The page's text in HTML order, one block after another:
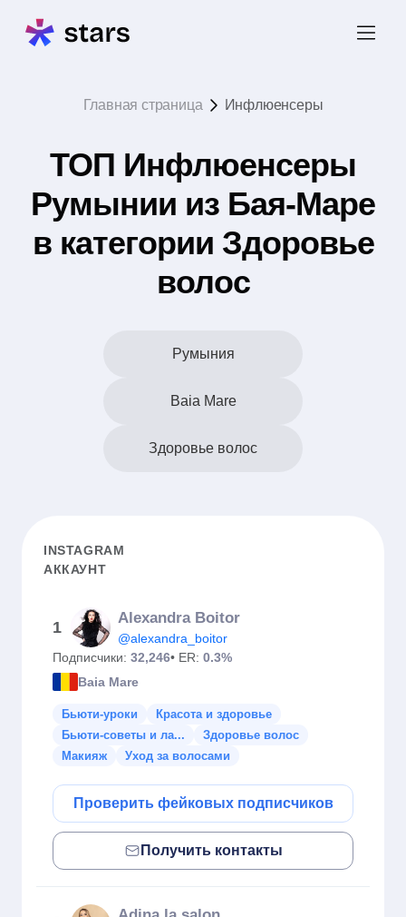
Главная страница Инфлюенсеры
ТОП Инфлюенсеры
Румынии из Бая-Маре
в категории Здоровье
волос
Румыния
Baia Mare
Здоровье волос
INSTAGRAM
АККАУНТ
1
Alexandra Boitor
@alexandra_boitor
Подписчики: 32,246• ER: 0.3%
Baia Mare
Бьюти-уроки
Красота и здоровье
Бьюти-советы и ла...
Здоровье волос
Макияж
Уход за волосами
Проверить фейковых подписчиков
Получить контакты